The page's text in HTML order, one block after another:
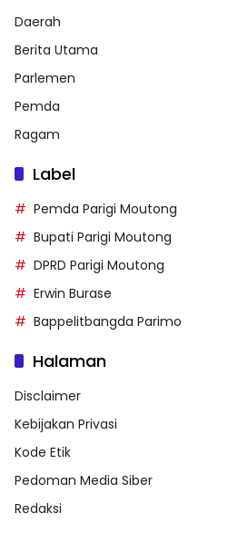
Daerah
Berita Utama
Parlemen
Pemda
Ragam
Label
Pemda Parigi Moutong
Bupati Parigi Moutong
DPRD Parigi Moutong
Erwin Burase
Bappelitbangda Parimo
Halaman
Disclaimer
Kebijakan Privasi
Kode Etik
Pedoman Media Siber
Redaksi